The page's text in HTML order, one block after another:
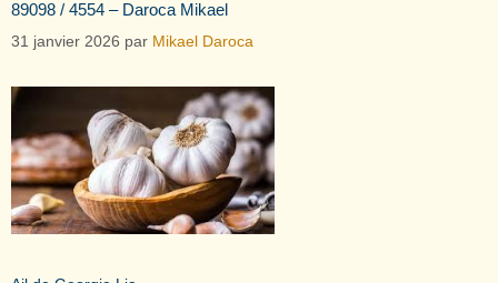
89098 / 4554 – Daroca Mikael
31 janvier 2026 par Mikael Daroca